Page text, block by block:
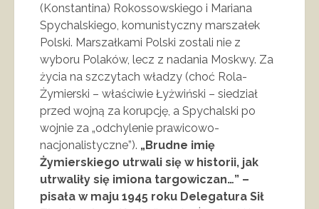
(Konstantina) Rokossowskiego i Mariana
Spychalskiego, komunistyczny marszałek
Polski. Marszałkami Polski zostali nie z
wyboru Polaków, lecz z nadania Moskwy. Za
życia na szczytach władzy (choć Rola-
Żymierski – właściwie Łyżwiński – siedział
przed wojną za korupcję, a Spychalski po
wojnie za „odchylenie prawicowo-
nacjonalistyczne”). „Brudne imię
Żymierskiego utrwali się w historii, jak
utrwaliły się imiona targowiczan…” –
pisała w maju 1945 roku Delegatura Sił